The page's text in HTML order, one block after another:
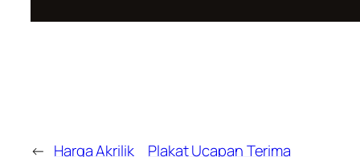
← Harga Akrilik
Plakat Ucapan Terima